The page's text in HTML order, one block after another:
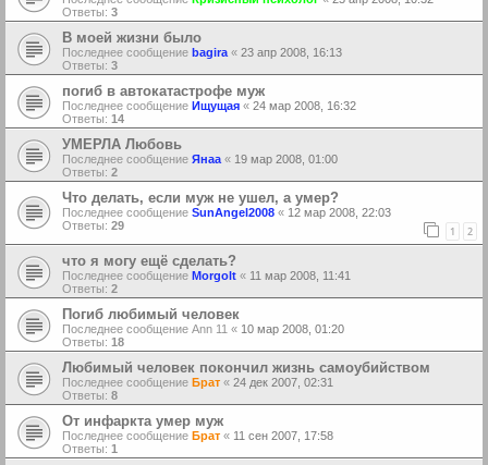
Ответы: 3
В моей жизни было
Последнее сообщение bagira « 23 апр 2008, 16:13
Ответы: 3
погиб в автокатастрофе муж
Последнее сообщение Ищущая « 24 мар 2008, 16:32
Ответы: 14
УМЕРЛА Любовь
Последнее сообщение Янаа « 19 мар 2008, 01:00
Ответы: 2
Что делать, если муж не ушел, а умер?
Последнее сообщение SunAngel2008 « 12 мар 2008, 22:03
Ответы: 29 1 2
что я могу ещё сделать?
Последнее сообщение Morgolt « 11 мар 2008, 11:41
Ответы: 2
Погиб любимый человек
Последнее сообщение Ann 11 « 10 мар 2008, 01:20
Ответы: 18
Любимый человек покончил жизнь самоубийством
Последнее сообщение Брат « 24 дек 2007, 02:31
Ответы: 8
От инфаркта умер муж
Последнее сообщение Брат « 11 сен 2007, 17:58
Ответы: 1